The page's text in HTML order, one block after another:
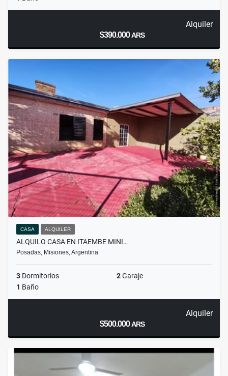
Alquiler
$390.000ARS
CASA ALQUILER
ALQUILO CASA EN ITAEMBE MINI…
Posadas, Misiones, Argentina
3 Dormitorios 2Garaje
1 Baño
Alquiler
$500.000ARS